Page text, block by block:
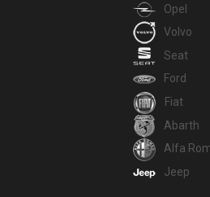
Opel
Volvo
Seat
Ford
Fiat
Abarth
Alfa
Jeep